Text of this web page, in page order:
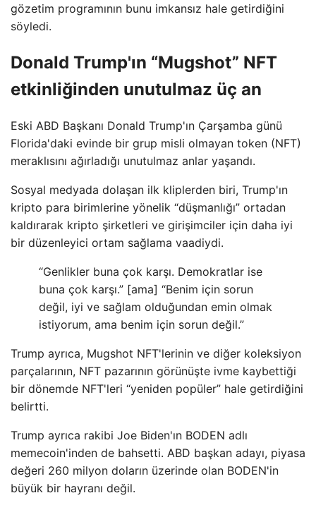
gözetim programının bunu imkansız hale getirdiğini
söyledi.
Donald Trump'ın “Mugshot” NFT
etkinliğinden unutulmaz üç an
Eski ABD Başkanı Donald Trump'ın Çarşamba günü
Florida'daki evinde bir grup misli olmayan token (NFT)
meraklısını ağırladığı unutulmaz anlar yaşandı.
Sosyal medyada dolaşan ilk kliplerden biri, Trump'ın
kripto para birimlerine yönelik “düşmanlığı” ortadan
kaldırarak kripto şirketleri ve girişimciler için daha iyi
bir düzenleyici ortam sağlama vaadiydi.
“Genlikler buna çok karşı. Demokratlar ise
buna çok karşı.” [ama] “Benim için sorun
değil, iyi ve sağlam olduğundan emin olmak
istiyorum, ama benim için sorun değil.”
Trump ayrıca, Mugshot NFT'lerinin ve diğer koleksiyon
parçalarının, NFT pazarının görünüşte ivme kaybettiği
bir dönemde NFT'leri “yeniden popüler” hale getirdiğini
belirtti.
Trump ayrıca rakibi Joe Biden'ın BODEN adlı
memecoin'inden de bahsetti. ABD başkan adayı, piyasa
değeri 260 milyon doların üzerinde olan BODEN'in
büyük bir hayranı değil.